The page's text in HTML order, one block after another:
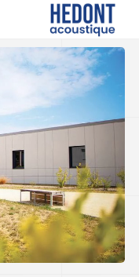
Réalisations
Groupe scolaire,
(82)